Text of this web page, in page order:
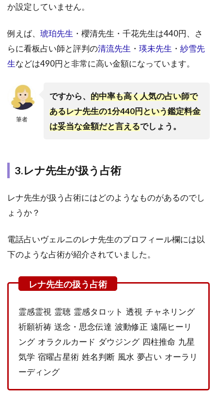
ピの
2.3
3.レ
ディ
の口
コミ
口コ
ミや
らな
いう
ある
口
コ
を
踏
ま
え
て
｜
先
か設定していません。
例えば、 琥珀先生 ・櫻清先生・千花先生は440円、さ
らに看板占い師と評判の清流先生 ・ 瑛未先生 ・ 紗雪先
生などは490円と非常に高い金額になっています。
筆者
ですから、 的中率も高く人気の占い師で
あるレナ先生の1分440円という鑑定料金
は妥当な金額だと言えるでしょう。
3.レナ先生が扱う占術
レナ先生が扱う占術にはどのようなものがあるのでし
ょうか？
電話占いヴェルニのレナ先生のプロフィール欄には以
下のような占術が紹介されていました。
霊感霊視 霊聴 霊感タロット 透視 チャネリング
祈願祈祷 送念・思念伝達 波動修正 遠隔ヒーリ
ング オラクルカード ダウジング 四柱推命 九星
気学 宿曜占星術 姓名判断 風水 夢占い オーラリ
ーディング